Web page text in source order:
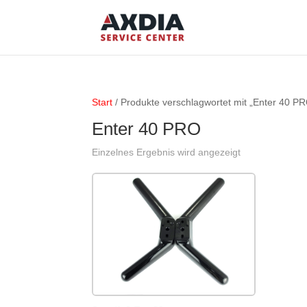
Start / Produkte verschlagwortet mit „Enter 40
Enter 40 PRO
Einzelnes Ergebnis wird angezeigt